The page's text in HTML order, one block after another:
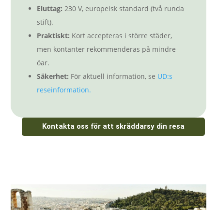
Eluttag: 230 V, europeisk standard (två runda
stift).
Praktiskt: Kort accepteras i större städer,
men kontanter rekommenderas på mindre
öar.
Säkerhet: För aktuell information, se UD:s
reseinformation.
Kontakta oss för att skräddarsy din resa